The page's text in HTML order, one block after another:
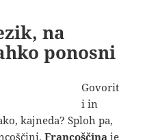
na
ponosni
Govorit
i in
kajneda? Sploh pa,
Francoščina je